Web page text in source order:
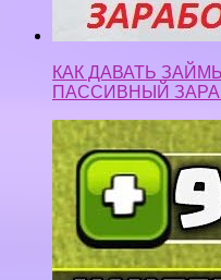
КАК ДАВАТЬ
ПАССИВНЫЙ